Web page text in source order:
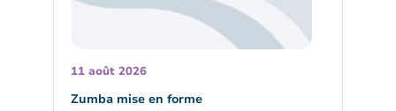
11 août 2026
Zumba mise en forme